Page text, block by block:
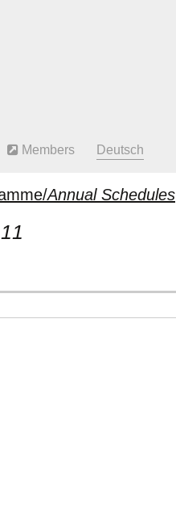
Members Deutsch
Annual Schedules